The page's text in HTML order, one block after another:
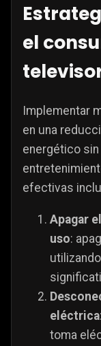
el
Implementar
en una
energético
efectivas
Apagar
uso:
eléctrica
toma